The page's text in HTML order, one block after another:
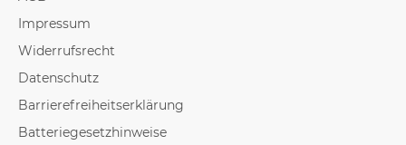
Impressum
Widerrufsrecht
Datenschutz
Barrierefreiheitserklärung
Batteriegesetzhinweise